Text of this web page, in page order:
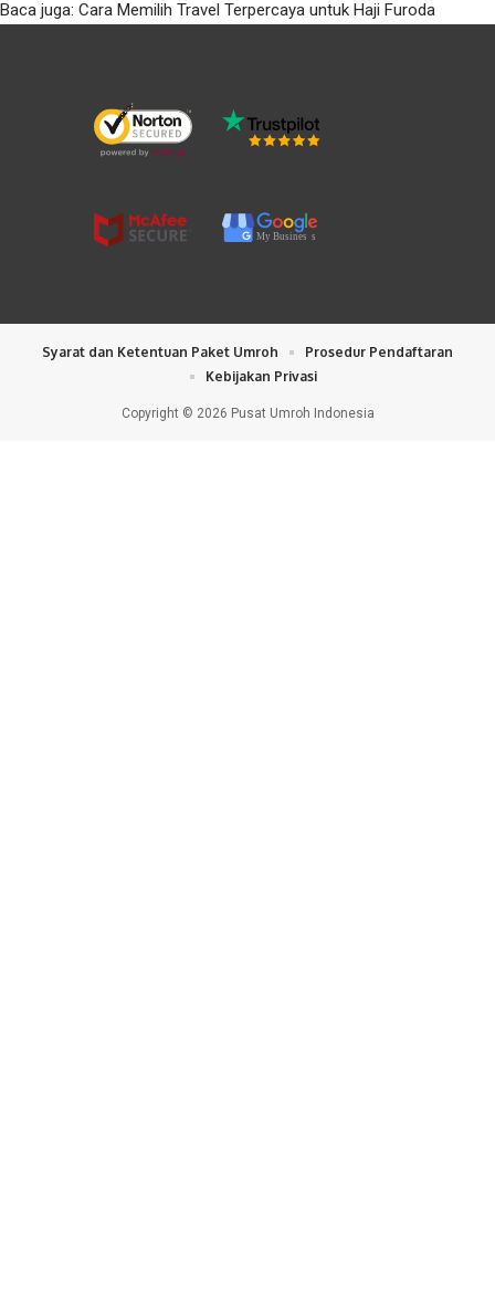
Baca juga: Cara Memilih Travel Terpercaya untuk Haji Furoda
My Busines s
Copyright © 2026 Pusat Umroh Indonesia
Syarat dan Ketentuan Paket Umroh
Prosedur Pendaftaran
Kebijakan Privasi